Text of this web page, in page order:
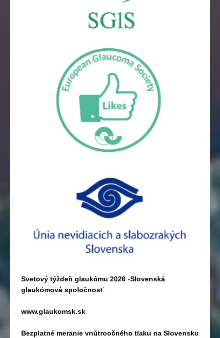
Svetový týždeň glaukómu 2026 -Slovenská
glaukómová spoločnosť
www.glaukomsk.sk
Bezplatné meranie vnútroočného tlaku na Slovensku